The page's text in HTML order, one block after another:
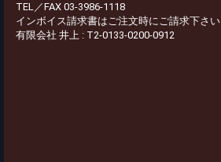
TEL／FAX 03-3986-1118
インボイス請求書はご注文時にご請求下さい
有限会社 井上 : T2-0133-0200-0912